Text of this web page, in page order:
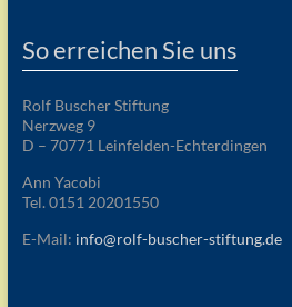
So erreichen Sie uns
Rolf Buscher Stiftung
Nerzweg 9
D – 70771 Leinfelden-Echterdingen
Ann Yacobi
Tel. 0151 20201550
E-Mail: info@rolf-buscher-stiftung.de